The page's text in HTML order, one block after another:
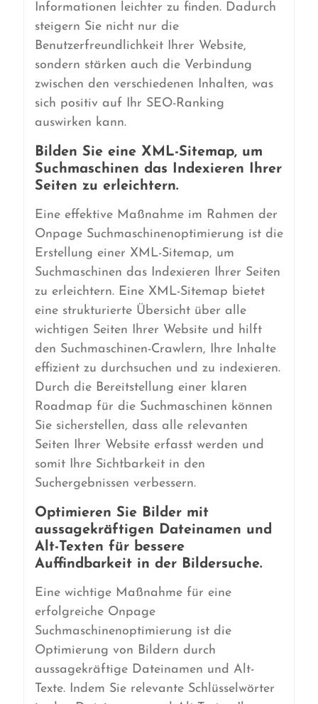
Informationen leichter zu finden. Dadurch
steigern Sie nicht nur die
Benutzerfreundlichkeit Ihrer Website,
sondern stärken auch die Verbindung
zwischen den verschiedenen Inhalten, was
sich positiv auf Ihr SEO-Ranking
auswirken kann.
Bilden Sie eine XML-Sitemap, um
Suchmaschinen das Indexieren Ihrer
Seiten zu erleichtern.
Eine effektive Maßnahme im Rahmen der
Onpage Suchmaschinenoptimierung ist die
Erstellung einer XML-Sitemap, um
Suchmaschinen das Indexieren Ihrer Seiten
zu erleichtern. Eine XML-Sitemap bietet
eine strukturierte Übersicht über alle
wichtigen Seiten Ihrer Website und hilft
den Suchmaschinen-Crawlern, Ihre Inhalte
effizient zu durchsuchen und zu indexieren.
Durch die Bereitstellung einer klaren
Roadmap für die Suchmaschinen können
Sie sicherstellen, dass alle relevanten
Seiten Ihrer Website erfasst werden und
somit Ihre Sichtbarkeit in den
Suchergebnissen verbessern.
Optimieren Sie Bilder mit
aussagekräftigen Dateinamen und
Alt-Texten für bessere
Auffindbarkeit in der Bildersuche.
Eine wichtige Maßnahme für eine
erfolgreiche Onpage
Suchmaschinenoptimierung ist die
Optimierung von Bildern durch
aussagekräftige Dateinamen und Alt-
Texte. Indem Sie relevante Schlüsselwörter